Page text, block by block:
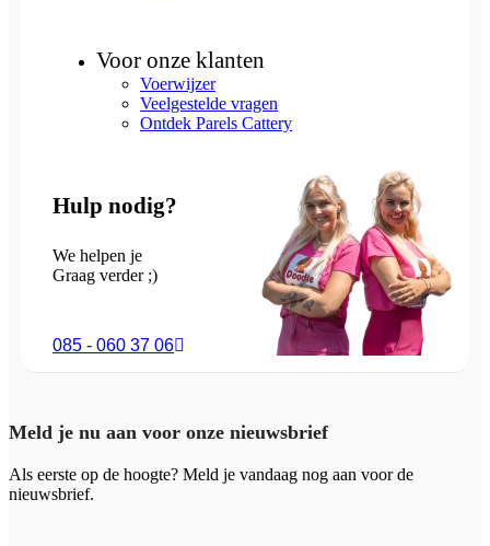
Voor onze klanten
Voerwijzer
Veelgestelde vragen
Ontdek Parels Cattery
Hulp nodig?
We helpen je
Graag verder ;)
085 - 060 37 06
Meld je nu aan voor onze nieuwsbrief
Als eerste op de hoogte? Meld je vandaag nog aan voor de
nieuwsbrief.